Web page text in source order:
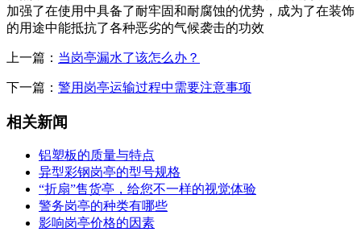
加强了在使用中具备了耐牢固和耐腐蚀的优势，成为了在装饰
的用途中能抵抗了各种恶劣的气候袭击的功效
上一篇： 当岗亭漏水了该怎么办？
下一篇： 警用岗亭运输过程中需要注意事项
相关新闻
铝塑板的质量与特点
异型彩钢岗亭的型号规格
“折扇”售货亭，给您不一样的视觉体验
警务岗亭的种类有哪些
影响岗亭价格的因素